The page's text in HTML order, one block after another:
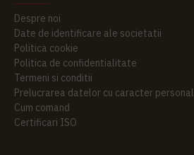
Despre noi
Date de identificare ale societatii
Politica cookie
Politica de confidentialitate
Termeni si conditii
Prelucrarea datelor cu caracter personal
Cum comand
Certificari ISO